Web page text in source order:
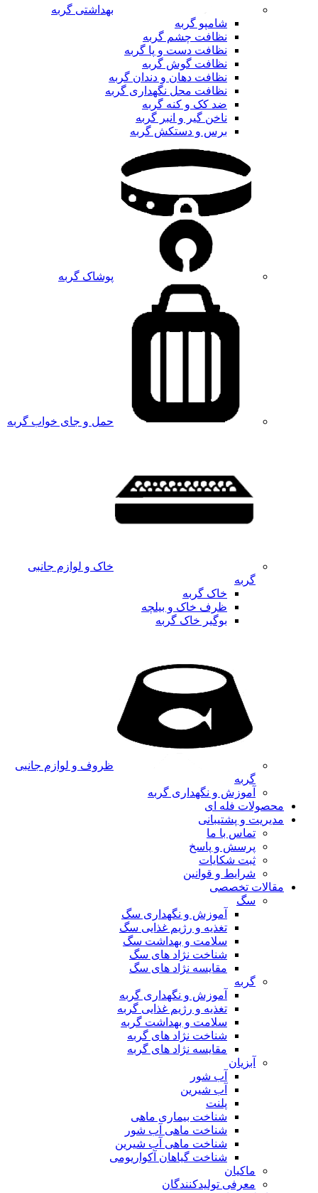
بهداشتی گربه
شامپو گربه
نظافت چشم گربه
نظافت دست و پا گربه
نظافت گوش گربه
نظافت دهان و دندان گربه
نظافت محل نگهداری گربه
ضد کک و کنه گربه
ناخن گیر و انبر گربه
برس و دستکش گربه
پوشاک گربه
حمل و جای خواب گربه
خاک و لوازم جانبی
گربه
خاک گربه
ظرف خاک و بیلچه
بوگیر خاک گربه
ظروف و لوازم جانبی
گربه
آموزش و نگهداری گربه
محصولات فله ای
مدیریت و پشتیبانی
تماس با ما
پرسش و پاسخ
ثبت شکایات
شرایط و قوانین
مقالات تخصصی
سگ
آموزش و نگهداری سگ
تغذیه و رژیم غذایی سگ
سلامت و بهداشت سگ
شناخت نژاد های سگ
مقایسه نژاد های سگ
گربه
آموزش و نگهداری گربه
تغذیه و رژیم غذایی گربه
سلامت و بهداشت گربه
شناخت نژاد های گربه
مقایسه نژاد های گربه
آبزیان
آب شور
آب شیرین
پلنت
شناخت بیماری ماهی
شناخت ماهی آب شور
شناخت ماهی آب شیرین
شناخت گیاهان آکواریومی
ماکیان
معرفی تولیدکنندگان